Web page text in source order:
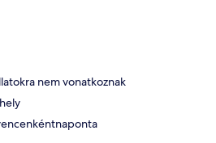
nem vonatkoznak